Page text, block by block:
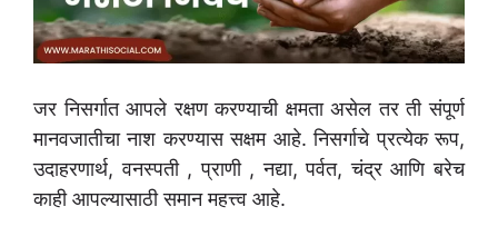
जर निसर्गात आपले रक्षण करण्याची क्षमता असेल तर ती संपूर्ण
मानवजातीचा नाश करण्यास सक्षम आहे. निसर्गाचे प्रत्येक रूप,
उदाहरणार्थ, वनस्पती , प्राणी , नद्या, पर्वत, चंद्र आणि बरेच
काही आपल्यासाठी समान महत्त्व आहे.